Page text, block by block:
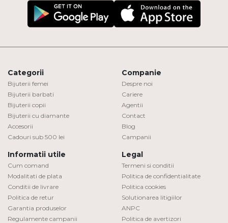
Categorii
Bijuterii femei
Bijuterii barbati
Bijuterii copii
Bijuterii cu diamante
Accesorii
Cadouri sub 500 lei
Companie
Despre noi
Cariere
Agentii
Contact
Blog
Campanii
Informatii utile
Cum comand
Modalitati de plata
Conditii de livrare
Politica de retur
Garantia produselor
Regulamente campanii
Legal
Termeni si conditii
Politica de confidentialitate
Politica cookies
Solutionarea litigiilor
ANPC
Politica de avertizori